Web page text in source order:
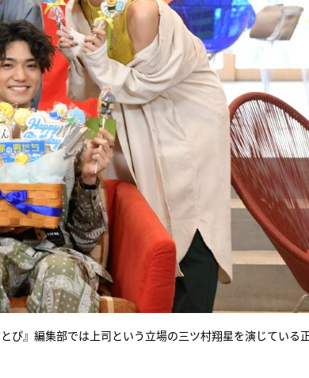
ぴ』編集部では上司という立場の三ツ村翔星を演じている